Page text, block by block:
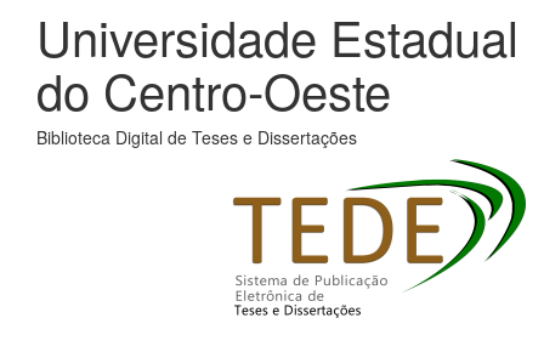
Universidade Estadual
do Centro-Oeste
Biblioteca Digital de Teses e Dissertações